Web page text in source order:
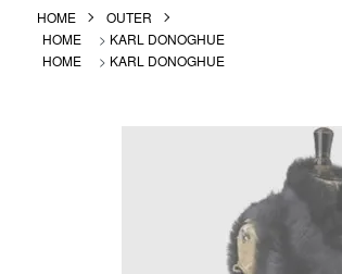
HOME
OUTER
HOME
> KARL DONOGHUE
HOME
> KARL DONOGHUE